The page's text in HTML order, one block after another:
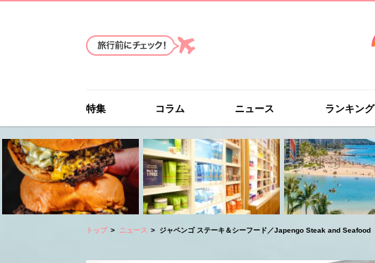
特集 コラム ニュース ランキング
トップ ニュース ジャペンゴ ステーキ＆シーフード／Japengo Steak and Seafood